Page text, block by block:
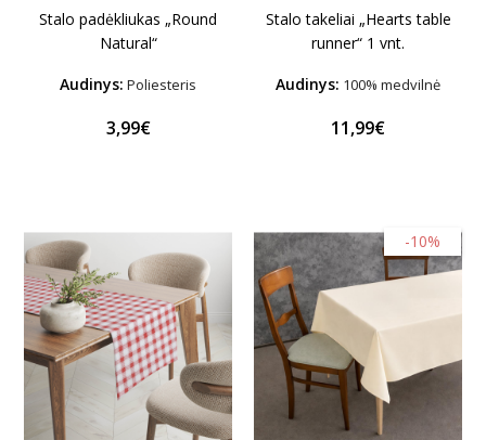
Stalo padėkliukas „Round
Natural“
Audinys: Poliesteris
3,99€
Stalo takeliai „Hearts table
runner“ 1 vnt.
Audinys: 100% medvilnė
11,99€
-10%